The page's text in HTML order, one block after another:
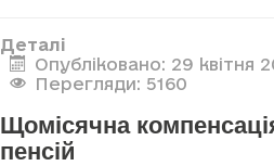
Деталі
Опубліковано: 29 квітня
Перегляди: 5160
Щомісячна
пенсій